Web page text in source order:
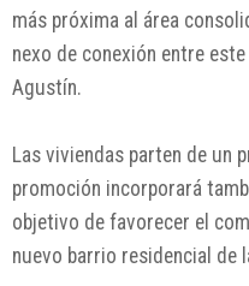
más próxima al área
nexo de conexión entre
Agustín.
Las viviendas parten de un
promoción incorporará
objetivo de favorecer el
nuevo barrio residencial de